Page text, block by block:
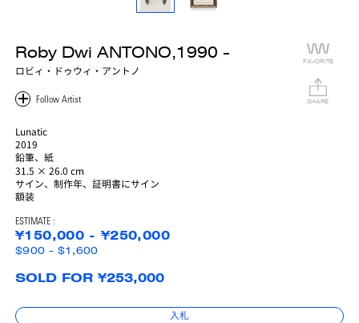
Roby Dwi ANTONO,1990 -
ロビィ・ドゥウィ・アントノ
Lunatic
2019
鉛筆、紙
31.5 × 26.0 cm
サイン、制作年、証明書にサイン
額装
FAVORITE
SHARE
ESTIMATE :
¥150,000 - ¥250,000
$900 - $1,600
SOLD FOR ¥253,000
入札